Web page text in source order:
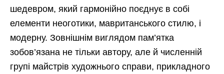
шедевром, який гармонійно поєднує в собі
елементи неоготики, мавританського стилю, і
модерну. Зовнішнім виглядом пам’ятка
зобов’язана не тільки автору, але й численній
групі майстрів художнього справи, прикладного